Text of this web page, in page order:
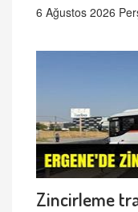
6 Ağustos 2026
Zincirleme